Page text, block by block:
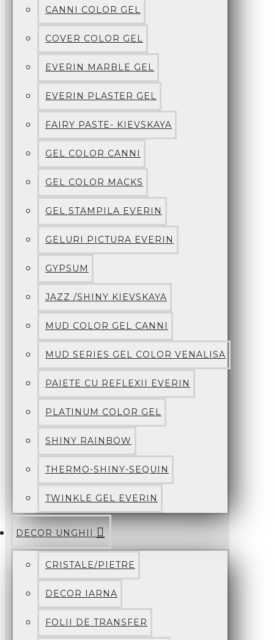
CANNI COLOR GEL
COVER COLOR GEL
EVERIN MARBLE GEL
EVERIN PLASTER GEL
FAIRY PASTE- KIEVSKAYA
GEL COLOR CANNI
GEL COLOR MACKS
GEL STAMPILA EVERIN
GELURI PICTURA EVERIN
GYPSUM
JAZZ /SHINY KIEVSKAYA
MUD COLOR GEL CANNI
MUD SERIES GEL COLOR VENALISA
PAIETE CU REFLEXII EVERIN
PLATINUM COLOR GEL
SHINY RAINBOW
THERMO-SHINY-SEQUIN
TWINKLE GEL EVERIN
DECOR UNGHII
CRISTALE/PIETRE
DECOR IARNA
FOLII DE TRANSFER